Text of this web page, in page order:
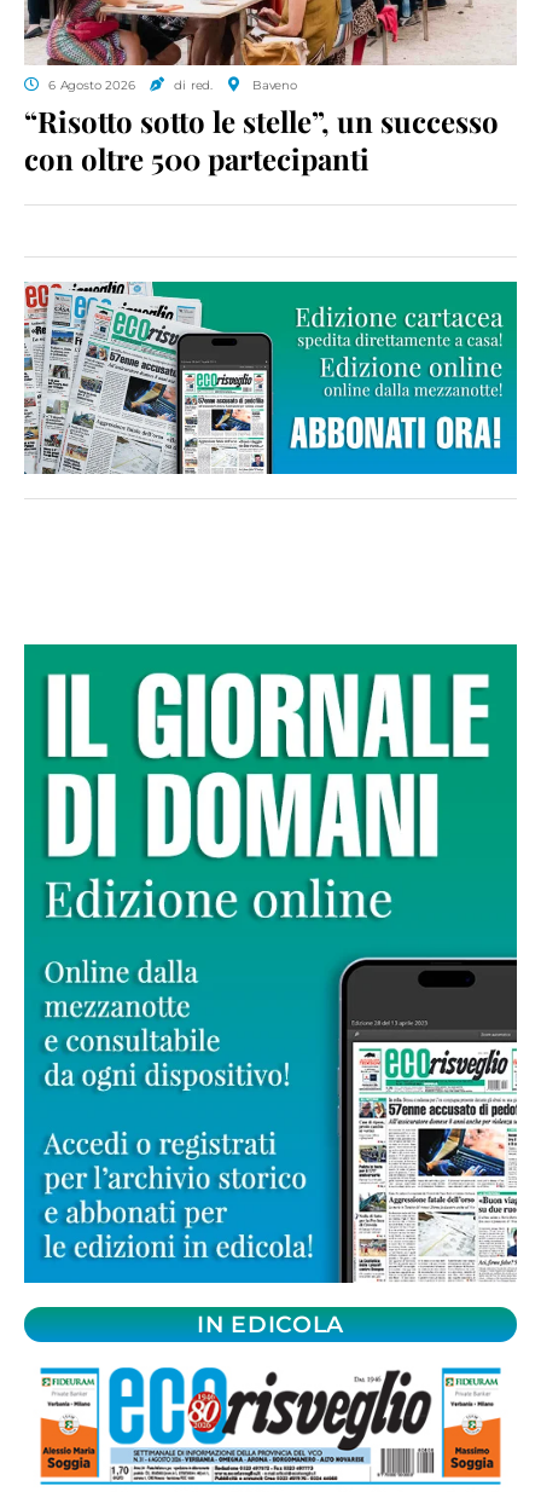
6 Agosto 2026 di red. Baveno
“Risotto sotto le stelle”, un successo
con oltre 500 partecipanti
IN EDICOLA